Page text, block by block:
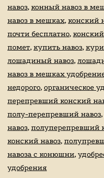
лошадях
навоз, конный навоз в
навоз в мешках, конский
почти бесплатно,
помет, купить навоз,
лошадиный навоз,
навоз в мешках
недорого, органическое
перепревший конский
полу-перепревший навоз,
навоз, полуперепревший
конский навоз,
навоза с конюшни,
удобрения